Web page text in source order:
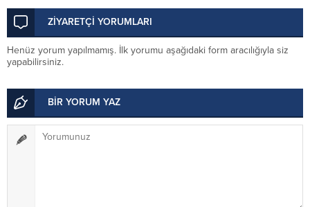
ZİYARETÇİ YORUMLARI
Henüz yorum yapılmamış. İlk yorumu aşağıdaki form aracılığıyla siz
yapabilirsiniz.
BİR YORUM YAZ